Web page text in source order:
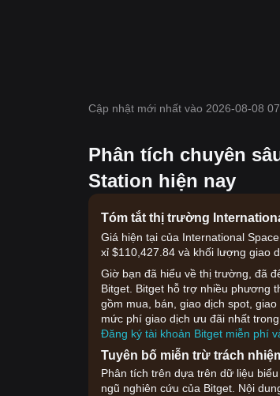
Cập nhật mới nhất vào 2026-08-08
Phân tích chuyên
Station hiện nay
Tóm tắt thị trường
Giá hiện tại của International
xỉ $110,427.84 và khối lượng giao
Giờ bạn đã hiểu về thị trường, đã
Bitget. Bitget hỗ trợ nhiều phương
gồm mua, bán, giao dịch spot,
mức phí giao dịch ưu đãi nhất
Đăng ký tài khoản Bitget miễn phí
Tuyên bố miễn trừ trách
Phân tích trên dựa trên dữ liệu
ngũ nghiên cứu của Bitget. Nội